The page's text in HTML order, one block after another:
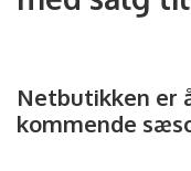
Netbutikken er
kommende